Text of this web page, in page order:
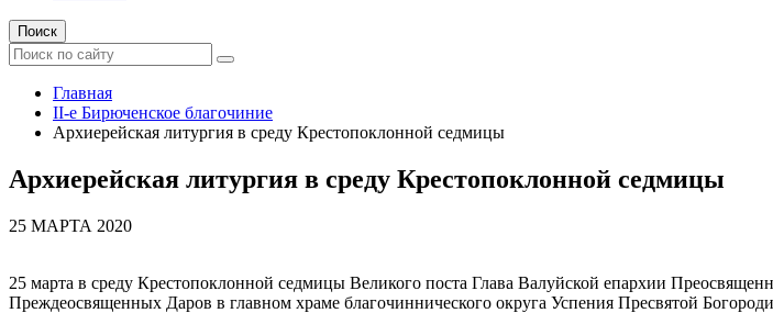
Поиск
Главная
II-е Бирюченское благочиние
Архиерейская литургия в среду Крестопоклонной седмицы
Архиерейская литургия в среду Крестопоклонной седмицы
25 МАРТА 2020
25 марта в среду Крестопоклонной седмицы Великого поста Глава Валуйской епархии
Преждеосвященных Даров в главном храме благочиннического округа Успения Пресвятой